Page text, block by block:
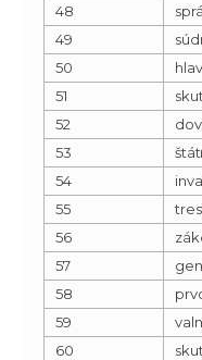
48
49
50
51
52
53
54
55
56
57
58
59
60